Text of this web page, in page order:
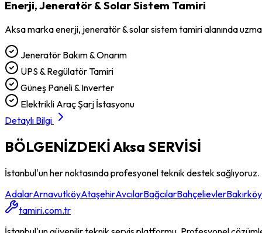
Enerji, Jeneratör & Solar Sistem Tamiri
Aksamarkaenerji, jeneratör & solar sistem tamirialanında
Jeneratör Bakım & Onarım
UPS & Regülatör Tamiri
Güneş Paneli & Inverter
Elektrikli Araç Şarj İstasyonu
Detaylı Bilgi
BÖLGENİZDEKİAksa SERVİSİ
İstanbul'un her noktasında profesyonel teknik destek sağlıyoruz.
AdalarArnavutköyAtaşehirAvcılarBağcılarBahçelievlerBakırköy
tamiri.com.tr